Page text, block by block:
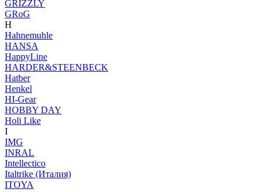
GRIZZLY
GRoG
H
Hahnemuhle
HANSA
HappyLine
HARDER&STEENBECK
Hatber
Henkel
HI-Gear
HOBBY DAY
Holi Like
I
IMG
INRAL
Intellectico
Italtrike (Италия)
ITOYA